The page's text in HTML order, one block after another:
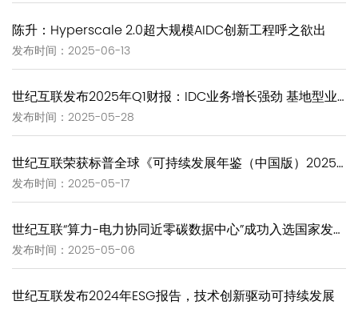
陈升：Hyperscale 2.0超大规模AIDC创新工程呼之欲出
发布时间：2025-06-13
发布时间：2025-05-28
发布时间：2025-05-17
发布时间：2025-05-06
世纪互联发布2024年ESG报告，技术创新驱动可持续发展